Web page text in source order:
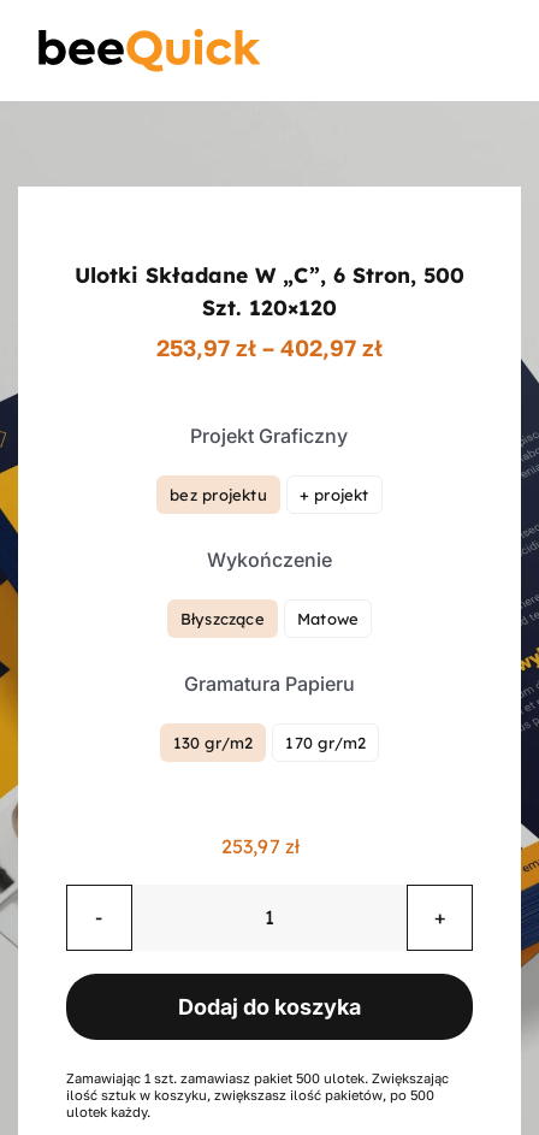
content
Banery Reklamowe
Plakaty
Kontakt
Koszyk
Konto
Ulotki Składane W „c”, 6 Stron, 500
Szt. 120×120
253,97 zł – 402,97 złZakres
Projekt Graficzny
bez projektu + projekt
Wykończenie
Błyszczące Matowe
Gramatura Papieru
130 gr/m2 170 gr/m2
253,97zł
ilość
w
"c",
6
stron,
Dodaj do koszyka
Zamawiając 1 szt. zamawiasz pakiet 500 ulotek. Zwiększając
ilość sztuk w koszyku, zwiększasz ilość pakietów, po 500
ulotek każdy.